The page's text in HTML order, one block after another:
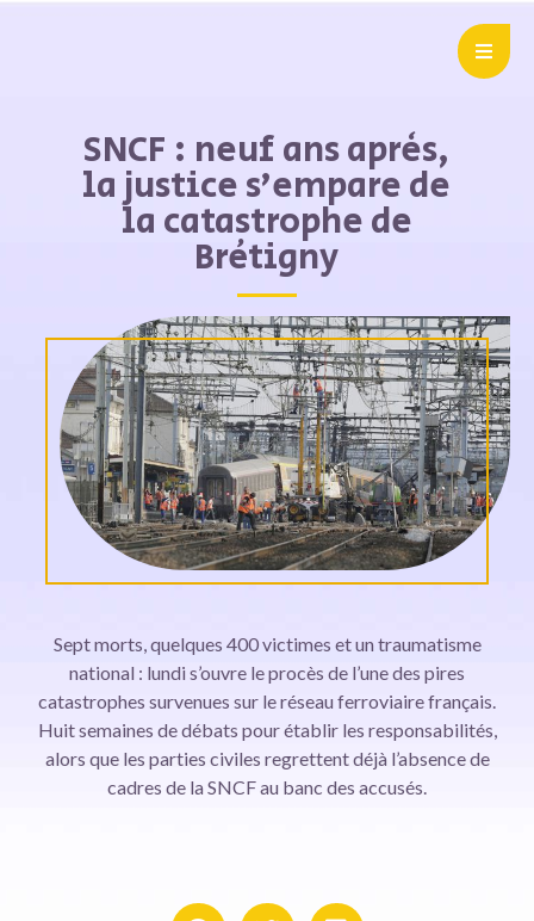
SNCF : neuf ans après,
la justice s’empare de
la catastrophe de
Brétigny
Sept morts, quelques 400 victimes et un traumatisme
national : lundi s’ouvre le procès de l’une des pires
catastrophes survenues sur le réseau ferroviaire français.
Huit semaines de débats pour établir les responsabilités,
alors que les parties civiles regrettent déjà l’absence de
cadres de la SNCF au banc des accusés.